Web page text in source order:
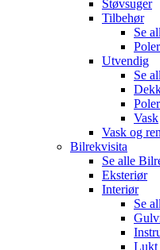
Støvsuger
Tilbehør
Se
Utvendig
Se
Vask
Vask og
Bilrekvisita
Se alle
Eksteriør
Interiør
Se
Lukt